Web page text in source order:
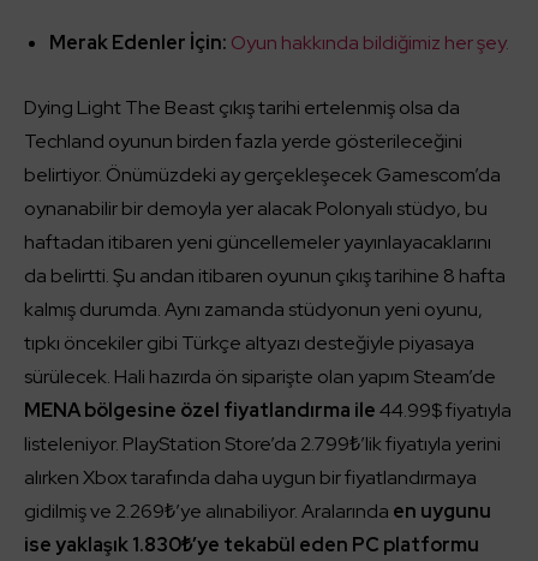
Merak Edenler İçin: Oyun hakkında bildiğimiz her şey.
Dying Light The Beast çıkış tarihi ertelenmiş olsa da
Techland oyunun birden fazla yerde gösterileceğini
belirtiyor. Önümüzdeki ay gerçekleşecek Gamescom’da
oynanabilir bir demoyla yer alacak Polonyalı stüdyo, bu
haftadan itibaren yeni güncellemeler yayınlayacaklarını
da belirtti. Şu andan itibaren oyunun çıkış tarihine 8 hafta
kalmış durumda. Aynı zamanda stüdyonun yeni oyunu,
tıpkı öncekiler gibi Türkçe altyazı desteğiyle piyasaya
sürülecek. Hali hazırda ön siparişte olan yapım Steam’de
MENA bölgesine özel fiyatlandırma ile44.99$ fiyatıyla
listeleniyor. PlayStation Store’da 2.799₺’lik fiyatıyla yerini
alırken Xbox tarafında daha uygun bir fiyatlandırmaya
gidilmiş ve 2.269₺’ye alınabiliyor. Aralarında en uygunu
ise yaklaşık 1.830₺’ye tekabül eden PC platformu